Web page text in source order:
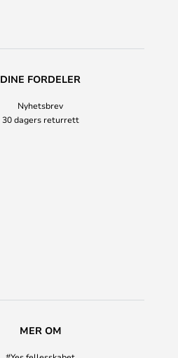
DINE FORDELER
Nyhetsbrev
30 dagers returrett
MER OM